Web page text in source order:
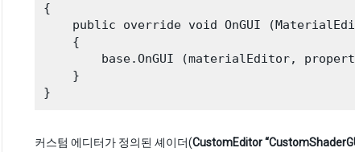
{
public override void OnGUI
    {
base.OnGUI (materialEditor,
    }
커스텀 에디터가 정의된 셰이더(CustomEditor